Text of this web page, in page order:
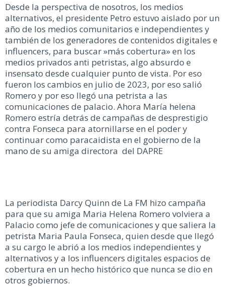
Desde la perspectiva de nosotros, los medios
alternativos, el presidente Petro estuvo aislado por un
año de los medios comunitarios e independientes y
también de los generadores de contenidos digitales e
influencers, para buscar »más cobertura» en los
medios privados anti petristas, algo absurdo e
insensato desde cualquier punto de vista. Por eso
fueron los cambios en julio de 2023, por eso salió
Romero y por eso llegó una petrista a las
comunicaciones de palacio. Ahora María helena
Romero estría detrás de campañas de desprestigio
contra Fonseca para atornillarse en el poder y
continuar como paracaidista en el gobierno de la
mano de su amiga directora del DAPRE
La periodista Darcy Quinn de La FM hizo campaña
para que su amiga Maria Helena Romero volviera a
Palacio como jefe de comunicaciones y que saliera la
petrista Maria Paula Fonseca, quien desde que llegó
a su cargo le abrió a los medios independientes y
alternativos y a los influencers digitales espacios de
cobertura en un hecho histórico que nunca se dio en
otros gobiernos.